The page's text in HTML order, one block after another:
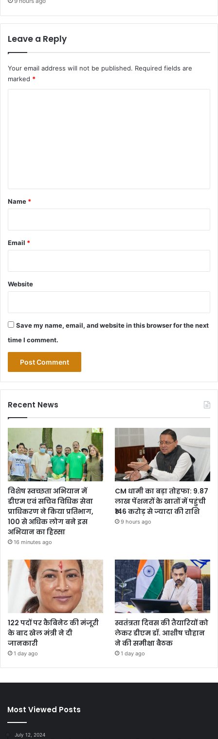
Leave a Reply
Your email address will not be published. Required fields are
marked *
*
Name *
Email *
Website
Save my name, email, and website in this browser for the next
time I comment.
Recent News
विशेष स्वच्छता अभियान में
डीएम एवं सचिव विधिक सेवा
प्राधिकरण ने किया प्रतिभाग,
100 से अधिक लोग बने इस
अभियान का हिस्सा
16 minutes ago
CM धामी का बड़ा तोहफा: 9.87
लाख पेंशनरों के खातों में पहुंची
₹146 करोड़ से ज्यादा की राशि
9 hours ago
122 पदों पर कैबिनेट की मंजूरी
के बाद खेल मंत्री ने दी
जानकारी
1 day ago
स्वतंत्रता दिवस की तैयारियों को
लेकर डीएम डॉ. आशीष चौहान
ने की समीक्षा बैठक
1 day ago
Most Viewed Posts
July 12, 2024